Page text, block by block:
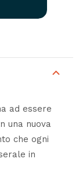
ad essere
una nuova
che ogni
in